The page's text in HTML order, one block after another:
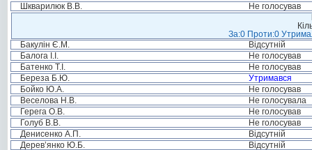
Шкварилюк В.В.
Не голосував
За:0 Проти:0
Бакулін Є.М.
Відсутній
Балога І.І.
Не голосував
Батенко Т.І.
Не голосував
Береза Б.Ю.
Утримався
Бойко Ю.А.
Не голосував
Веселова Н.В.
Не голосувала
Герега О.В.
Не голосував
Голуб В.В.
Не голосував
Денисенко А.П.
Відсутній
Дерев’янко Ю.Б.
Відсутній